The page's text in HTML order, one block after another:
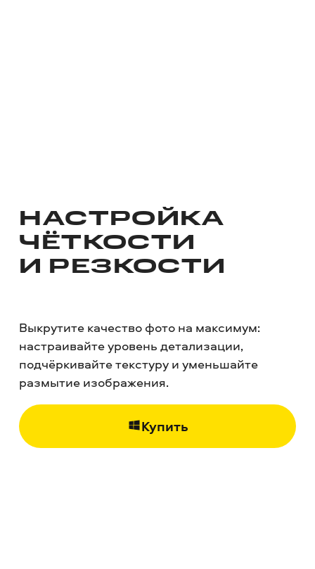
НАСТРОЙКА
ЧЁТКОСТИ
И РЕЗКОСТИ
Выкрутите качество фото на максимум:
настраивайте уровень детализации,
подчёркивайте текстуру и уменьшайте
размытие изображения.
Купить